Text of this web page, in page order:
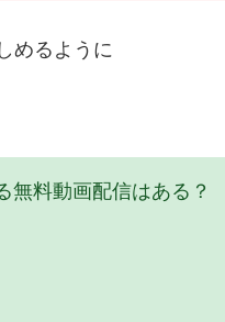
めるように
無料動画配信はある？